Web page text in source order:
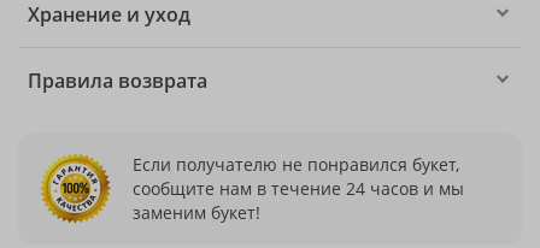
Хранение и уход
Правила возврата
Если получателю не понравился букет,
сообщите нам в течение 24 часов и мы
заменим букет!